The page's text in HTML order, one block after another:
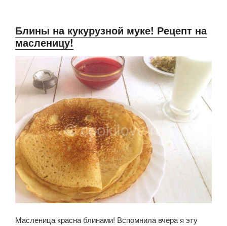
Блины на кукурузной муке! Рецепт на
масленицу!
Масленица красна блинами! Вспомнила вчера я эту